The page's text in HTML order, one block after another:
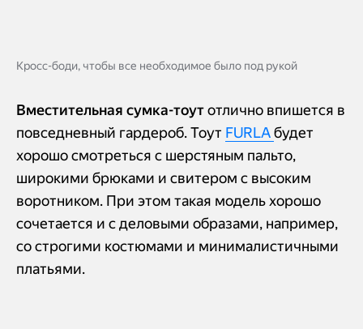
Кросс-боди, чтобы все необходимое было под рукой
Вместительная сумка-тоутотлично впишется в
повседневный гардероб. Тоут FURLAбудет
хорошо смотреться с шерстяным пальто,
широкими брюками и свитером с высоким
воротником. При этом такая модель хорошо
сочетается и с деловыми образами, например,
со строгими костюмами и минималистичными
платьями.